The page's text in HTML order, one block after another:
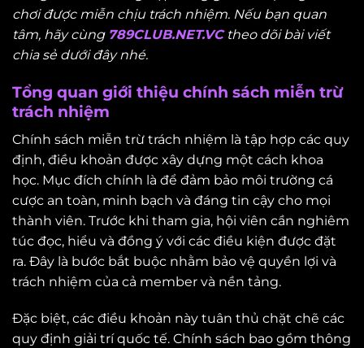
chơi được miễn chịu trách nhiệm. Nếu bạn quan
tâm, hãy cùng 789CLUB.NET.VCtheo dõi bài viết
chia sẻ dưới đây nhé.
Tổng quan giới thiệu chính sách miễn trừ
trách nhiệm
Chính sách miễn trừ trách nhiệm là tập hợp các quy
định, điều khoản được xây dựng một cách khoa
học. Mục đích chính là để đảm bảo môi trường cá
cược an toàn, minh bạch và đáng tin cậy cho mọi
thành viên. Trước khi tham gia, hội viên cần nghiêm
túc đọc, hiểu và đồng ý với các điều kiện được đặt
ra. Đây là bước bắt buộc nhằm bảo vệ quyền lợi và
trách nhiệm của cả member và nền tảng.
Đặc biệt, các điều khoản này tuân thủ chặt chẽ các
quy định giải trí quốc tế. Chính sách bao gồm thông